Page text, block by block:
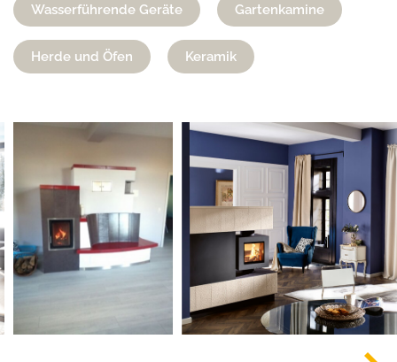
Wasserführende Geräte Gartenkamine
Herde und Öfen Keramik